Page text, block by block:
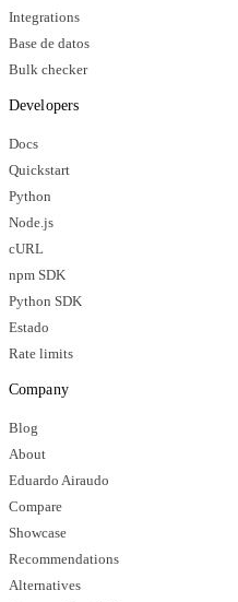
Integrations
Base de datos
Bulk checker
Developers
Docs
Quickstart
Python
Node.js
cURL
npm SDK
Python SDK
Estado
Rate limits
Company
Blog
About
Eduardo Airaudo
Compare
Showcase
Recommendations
Alternatives